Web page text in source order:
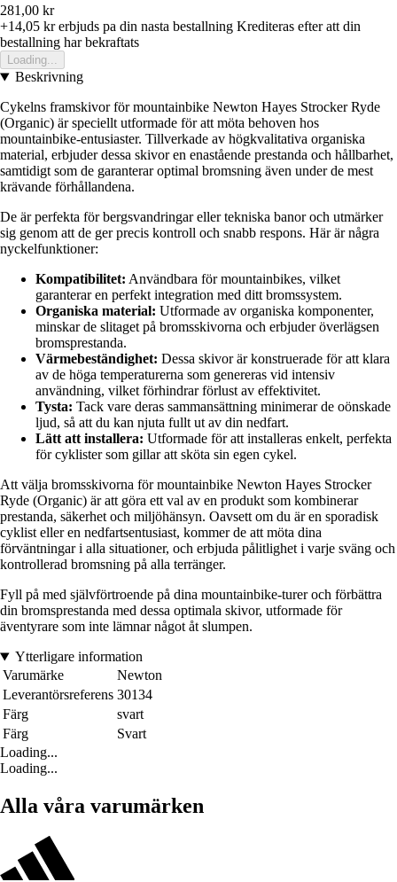
281,00 kr
+14,05 krerbjuds pa din nasta bestallning Krediteras efter att din
bestallning har bekraftats
Loading...
Beskrivning
Cykelns framskivor för mountainbike Newton Hayes Strocker Ryde
(Organic) är speciellt utformade för att möta behoven hos
mountainbike-entusiaster. Tillverkade av högkvalitativa organiska
material, erbjuder dessa skivor en enastående prestanda och hållbarhet,
samtidigt som de garanterar optimal bromsning även under de mest
krävande förhållandena.
De är perfekta för bergsvandringar eller tekniska banor och utmärker
sig genom att de ger precis kontroll och snabb respons. Här är några
nyckelfunktioner:
Kompatibilitet: Användbara för mountainbikes, vilket
garanterar en perfekt integration med ditt bromssystem.
Organiska material: Utformade av organiska komponenter,
minskar de slitaget på bromsskivorna och erbjuder överlägsen
bromsprestanda.
Värmebeständighet: Dessa skivor är konstruerade för att klara
av de höga temperaturerna som genereras vid intensiv
användning, vilket förhindrar förlust av effektivitet.
Tysta: Tack vare deras sammansättning minimerar de oönskade
ljud, så att du kan njuta fullt ut av din nedfart.
Lätt att installera: Utformade för att installeras enkelt, perfekta
för cyklister som gillar att sköta sin egen cykel.
Att välja bromsskivorna för mountainbike Newton Hayes Strocker
Ryde (Organic) är att göra ett val av en produkt som kombinerar
prestanda, säkerhet och miljöhänsyn. Oavsett om du är en sporadisk
cyklist eller en nedfartsentusiast, kommer de att möta dina
förväntningar i alla situationer, och erbjuda pålitlighet i varje sväng och
kontrollerad bromsning på alla terränger.
Fyll på med självförtroende på dina mountainbike-turer och förbättra
din bromsprestanda med dessa optimala skivor, utformade för
äventyrare som inte lämnar något åt slumpen.
Ytterligare information
Varumärke
Newton
Leverantörsreferens 30134
Färg
svart
Färg
Svart
Loading...
Loading...
Alla våra varumärken